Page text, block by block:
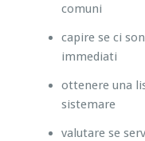
comuni
capire se ci
immediati
ottenere una
sistemare
valutare se